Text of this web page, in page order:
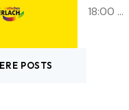
18:00 …
POSTS